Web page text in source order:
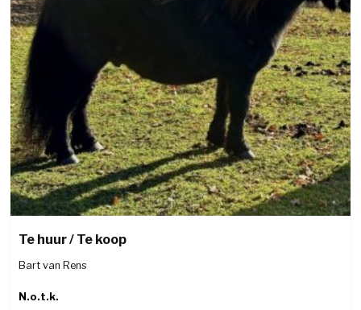
Te huur / Te koop
Bart van Rens
N.o.t.k.